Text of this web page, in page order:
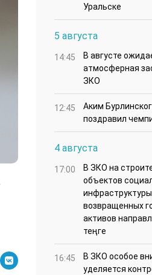
Уральске
5 августа
14:45
В августе
атмосферная
ЗКО
12:45
Аким
поздравил
4 августа
17:00
В ЗКО на
объектов
возвращенных
активов
теңге
16:45
В ЗКО особое
уделяется